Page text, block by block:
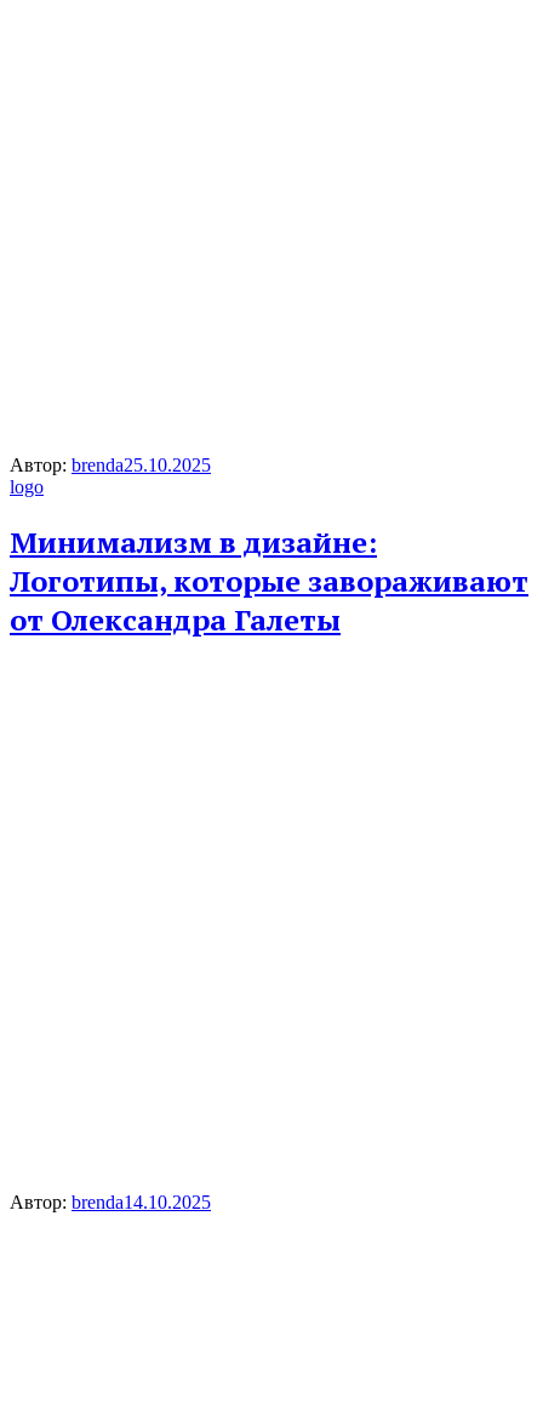
Автор: brenda25.10.2025
logo
Минимализм в дизайне:
Логотипы, которые завораживают
от Олександра Галеты
Автор: brenda14.10.2025